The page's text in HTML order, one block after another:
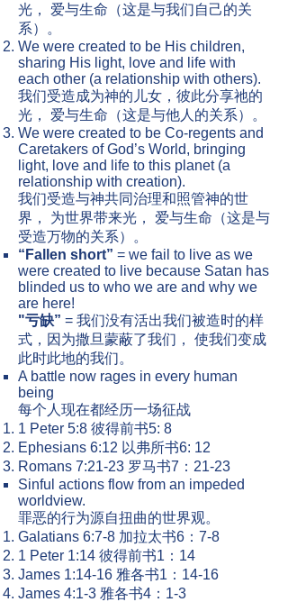
光， 爱与生命（这是与我们自己的关
系）。
We were created to be His children,
sharing His light, love and life with
each other (a relationship with others).
我们受造成为神的儿女，彼此分享祂的
光， 爱与生命（这是与他人的关系）。
We were created to be Co-regents and
Caretakers of God’s World, bringing
light, love and life to this planet (a
relationship with creation).
我们受造与神共同治理和照管神的世
界， 为世界带来光， 爱与生命（这是与
受造万物的关系）。
“Fallen short” = we fail to live as we
were created to live because Satan has
blinded us to who we are and why we
are here!
"亏缺” = 我们没有活出我们被造时的样
式，因为撒旦蒙蔽了我们， 使我们变成
此时此地的我们。
A battle now rages in every human
being
每个人现在都经历一场征战​
1 Peter 5:8 彼得前书5: 8
Ephesians 6:12 以弗所书6: 12
Romans 7:21-23 罗马书7：21-23
Sinful actions flow from an impeded
worldview.
罪恶的行为源自扭曲的世界观。​
Galatians 6:7-8 加拉太书6：7-8
1 Peter 1:14 彼得前书1：14
James 1:14-16 雅各书1：14-16
James 4:1-3 雅各书4：1-3